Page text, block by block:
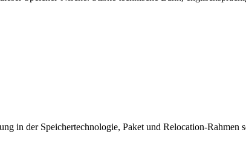
in der Speichertechnologie, Paket und Relocation-Rahmen